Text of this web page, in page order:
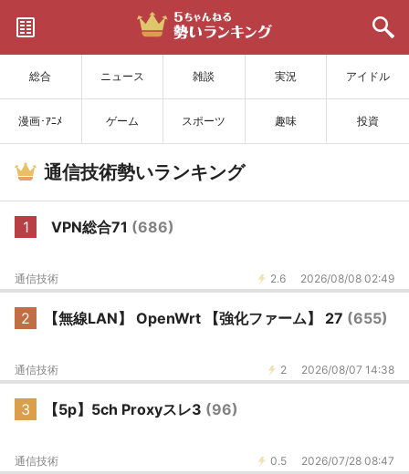
総合 ニュース 雑談 実況 アイドル
漫画･ｱﾆﾒ ゲーム スポーツ 趣味 投資
サイトを更新
通信技術勢いランキング
1 VPN総合71 (686)
2.6 2026/08/08 02:49
通信技術
2 【無線LAN】 OpenWrt 【強化ファーム】 27 (655)
2 2026/08/07 14:38
通信技術
3 【5p】5ch Proxyスレ3 (96)
0.5 2026/07/28 08:47
通信技術